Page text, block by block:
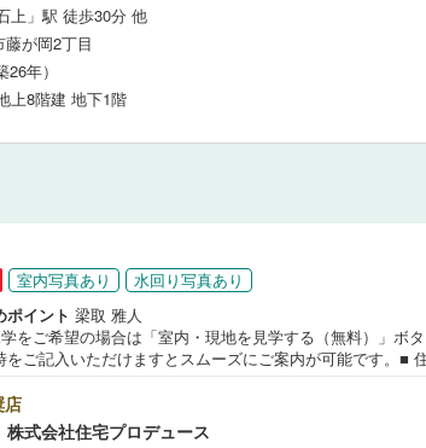
上」駅 徒歩30分 他
が岡2丁目
年）
上8階建 地下1階
室内写真あり
水回り写真あり
ポイント 梁取 雅人
をご希望の場合は「室内・現地を見学する（無料）」ボ
をご記入いただけますとスムーズにご案内が可能です。■
売する物件情報も多数ございますので、お気軽にお問合せ下
店
式会社住宅プロデュース
香川
佐賀
)
線(713)
比谷線(1,126) 東京メトロ東西線(1,067
町線
方、日当たり
・品質・工法関連
3） 免震構造
数200以上）